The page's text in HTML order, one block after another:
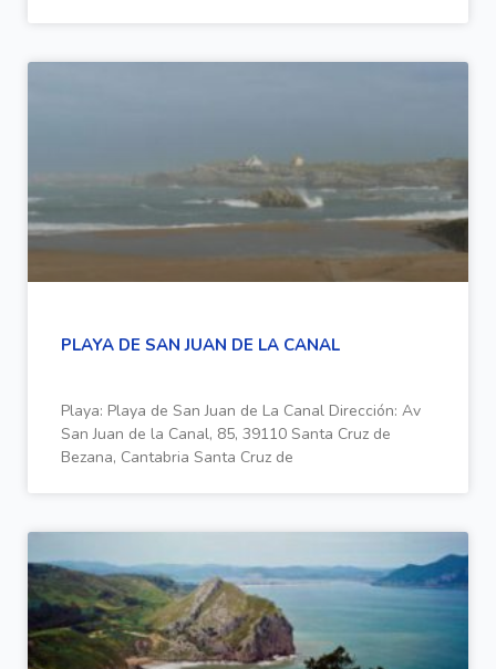
PLAYA DE SAN JUAN DE LA CANAL
Playa: Playa de San Juan de La Canal Dirección: Av
San Juan de la Canal, 85, 39110 Santa Cruz de
Bezana, Cantabria Santa Cruz de